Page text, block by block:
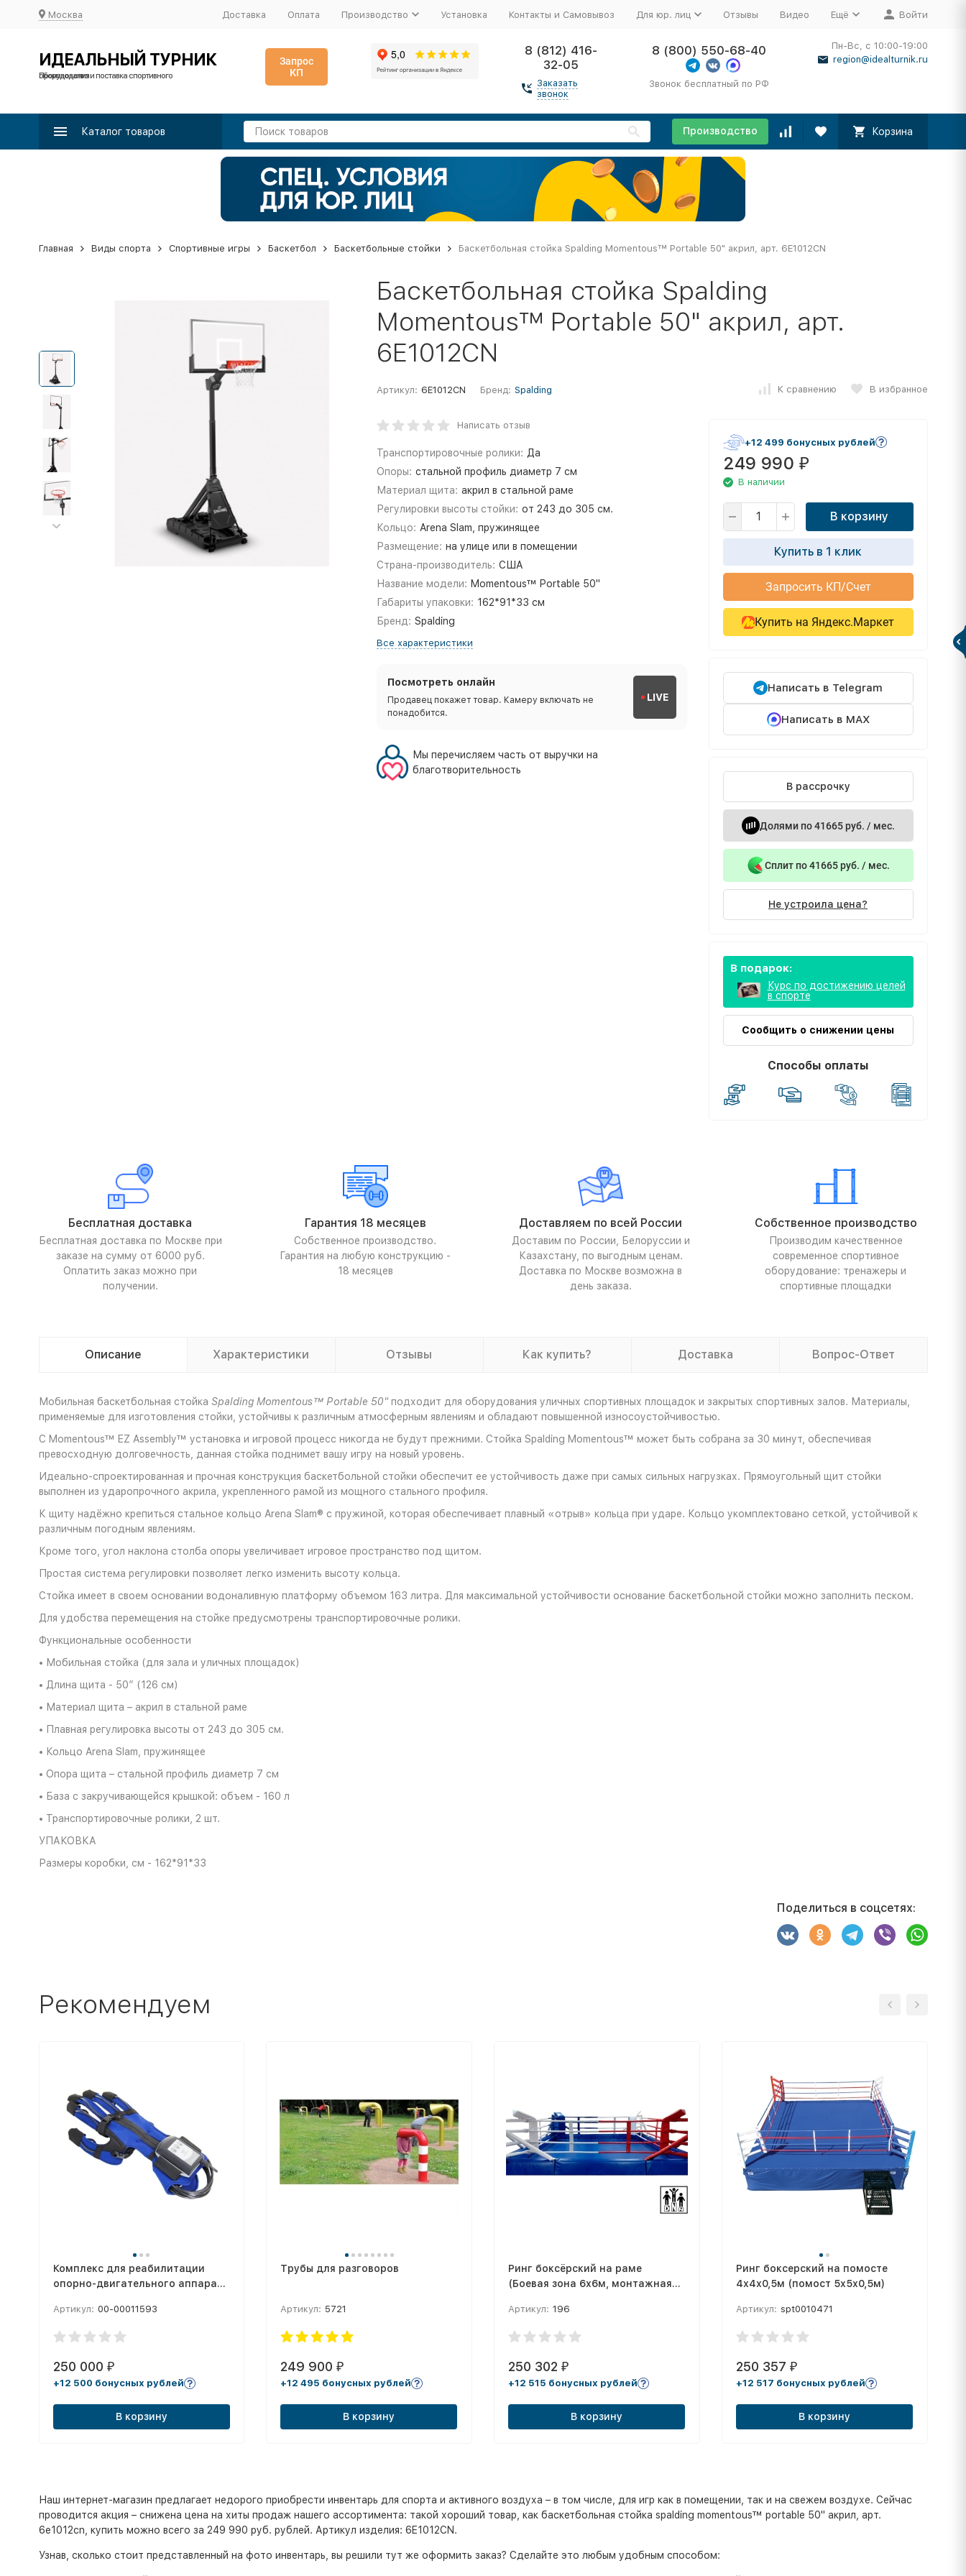
Москва Доставка Оплата Производство Установка Контакты и Самовывоз Для юр. лиц Отзывы Видео Ещё Войти
ИДЕАЛЬНЫЙ ТУРНИК
Производство и поставка спортивного оборудования
Запрос
КП
8 (812) 416-
32-05
Заказать
звонок
8 (800) 550-68-40
Звонок бесплатный по РФ
Пн-Вс, с 10:00-19:00
region@idealturnik.ru
Каталог товаров Производство Корзина
Главная Виды спорта Спортивные игры Баскетбол Баскетбольные стойки Баскетбольная стойка Spalding Momentous™ Portable 50" акрил, арт. 6E1012CN
Баскетбольная стойка Spalding
Momentous™ Portable 50" акрил, арт.
6E1012CN
Артикул: 6E1012CN Бренд: Spalding К сравнению В избранное
Написать отзыв
Транспортировочные ролики: Да
Опоры: стальной профиль диаметр 7 см
Материал щита: акрил в стальной раме
Регулировки высоты стойки: от 243 до 305 см.
Кольцо: Arena Slam, пружинящее
Размещение: на улице или в помещении
Страна-производитель: США
Название модели: Momentous™ Portable 50"
Габариты упаковки: 162*91*33 см
Бренд: Spalding
Все характеристики
Посмотреть онлайн
Продавец покажет товар. Камеру включать не
понадобится.
LIVE
Мы перечисляем часть от выручки на
благотворительность
+12 499 бонусных рублей
249 990 ₽
В наличии
В корзину
Купить в 1 клик
Запросить КП/Счет
Купить на Яндекс.Маркет
Написать в Telegram
Написать в MAX
В рассрочку
Долями по 41665 руб. / мес.
Сплит по 41665 руб. / мес.
Не устроила цена?
В подарок:
Курс по достижению целей
в спорте
Сообщить о снижении цены
Способы оплаты
Бесплатная доставка
Бесплатная доставка по Москве при
заказе на сумму от 6000 руб.
Оплатить заказ можно при
получении.
Гарантия 18 месяцев
Собственное производство.
Гарантия на любую конструкцию -
18 месяцев
Доставляем по всей России
Доставим по России, Белоруссии и
Казахстану, по выгодным ценам.
Доставка по Москве возможна в
день заказа.
Собственное производство
Производим качественное
современное спортивное
оборудование: тренажеры и
спортивные площадки
Описание Характеристики Отзывы Как купить? Доставка Вопрос-Ответ
Мобильная баскетбольная стойка Spalding Momentous™ Portable 50" подходит для оборудования уличных спортивных площадок и закрытых спортивных залов. Материалы,
применяемые для изготовления стойки, устойчивы к различным атмосферным явлениям и обладают повышенной износоустойчивостью.
С Momentous™ EZ Assembly™ установка и игровой процесс никогда не будут прежними. Стойка Spalding Momentous™ может быть собрана за 30 минут, обеспечивая
превосходную долговечность, данная стойка поднимет вашу игру на новый уровень.
Идеально-спроектированная и прочная конструкция баскетбольной стойки обеспечит ее устойчивость даже при самых сильных нагрузках. Прямоугольный щит стойки
выполнен из ударопрочного акрила, укрепленного рамой из мощного стального профиля.
К щиту надёжно крепиться стальное кольцо Arena Slam® с пружиной, которая обеспечивает плавный «отрыв» кольца при ударе. Кольцо укомплектовано сеткой, устойчивой к
различным погодным явлениям.
Кроме того, угол наклона столба опоры увеличивает игровое пространство под щитом.
Простая система регулировки позволяет легко изменить высоту кольца.
Стойка имеет в своем основании водоналивную платформу объемом 163 литра. Для максимальной устойчивости основание баскетбольной стойки можно заполнить песком.
Для удобства перемещения на стойке предусмотрены транспортировочные ролики.
Функциональные особенности
• Мобильная стойка (для зала и уличных площадок)
• Длина щита - 50” (126 см)
• Материал щита – акрил в стальной раме
• Плавная регулировка высоты от 243 до 305 см.
• Кольцо Arena Slam, пружинящее
• Опора щита – стальной профиль диаметр 7 см
• База с закручивающейся крышкой: объем - 160 л
• Транспортировочные ролики, 2 шт.
УПАКОВКА
Размеры коробки, см - 162*91*33
Поделиться в соцсетях:
Рекомендуем
Комплекс для реабилитации
опорно-двигательного аппарата
связью Аника
Артикул: 00-00011593
250 000 ₽
+12 500 бонусных рублей
В корзину
Трубы для разговоров
Артикул: 5721
249 900₽
+12 495 бонусных рублей
В корзину
Ринг боксёрский на раме
(Боевая зона 6х6м, монтажная
Артикул: 196
250 302 ₽
+12 515 бонусных рублей
В корзину
Ринг боксерский на помосте
4х4х0,5м (помост 5х5х0,5м)
Артикул: spt0010471
250 357 ₽
+12 517 бонусных рублей
В корзину
Наш интернет-магазин предлагает недорого приобрести инвентарь для спорта и активного воздуха – в том числе, для игр как в помещении, так и на свежем воздухе. Сейчас
проводится акция – снижена цена на хиты продаж нашего ассортимента: такой хороший товар, как баскетбольная стойка spalding momentous™ portable 50" акрил, арт.
6e1012cn, купить можно всего за 249 990 руб. рублей. Артикул изделия: 6E1012CN.
Узнав, сколько стоит представленный на фото инвентарь, вы решили тут же оформить заказ? Сделайте это любым удобным способом: